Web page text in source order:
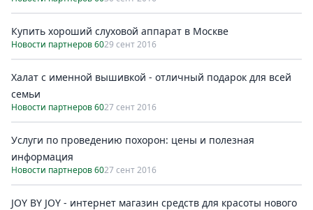
Купить хороший слуховой аппарат в Москве
Новости партнеров 6029 сент 2016
Халат с именной вышивкой - отличный подарок для всей
семьи
Новости партнеров 6027 сент 2016
Услуги по проведению похорон: цены и полезная
информация
Новости партнеров 6027 сент 2016
JOY BY JOY - интернет магазин средств для красоты нового